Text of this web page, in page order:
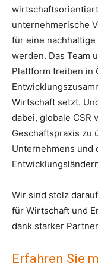
unternehmerische
für eine
werden. Das Team
Plattform treiben in
Wirtschaft setzt.
dabei, globale CSR
Geschäftspraxis zu
Unternehmens und
Wir sind stolz
für Wirtschaft und
dank starker
Erfahren Sie